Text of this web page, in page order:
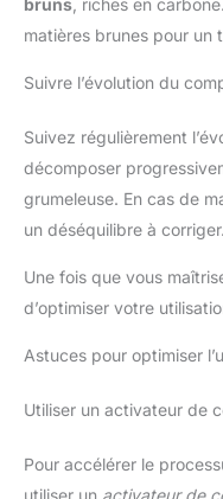
matières brunes pour un
Suivre l’évolution du
Suivez régulièrement
décomposer
grumeleuse. En cas de
un déséquilibre à corriger.
Une fois que vous
d’optimiser votre
Astuces pour optimiser
Utiliser un activateur de
Pour accélérer le
utiliser un activateur de